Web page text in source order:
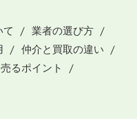
て
業者の選び方
仲介と買取の違い
るポイント